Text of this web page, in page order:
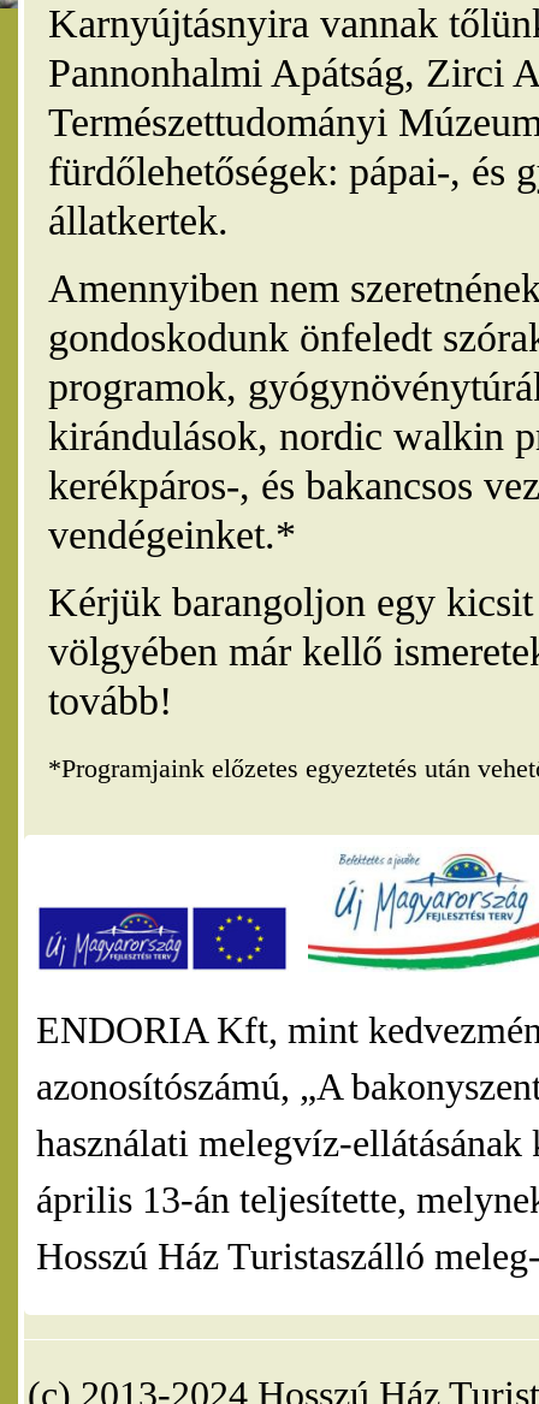
Karnyújtásnyira vannak
Pannonhalmi Apátság, Zirci
Természettudományi
fürdőlehetőségek: pápai-, és
állatkertek.
Amennyiben nem
gondoskodunk önfeledt
programok,
kirándulások, nordic walkin
kerékpáros-, és bakancsos
vendégeinket.*
Kérjük barangoljon egy
völgyében már kellő
tovább!
*Programjaink előzetes egyeztetés után
ENDORIA Kft, mint
azonosítószámú, „A
használati melegvíz-
április 13-án teljesítette,
Hosszú Ház Turistaszálló
(c) 2013-2024 Hosszú Ház